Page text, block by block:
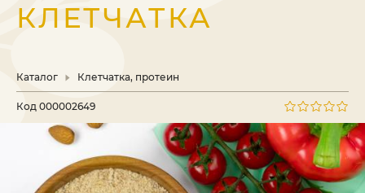
КЛЕТЧАТКА
Каталог Клетчатка, протеин
Код 000002649